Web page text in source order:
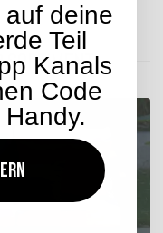
auf deine
Teil
Kanals
Code